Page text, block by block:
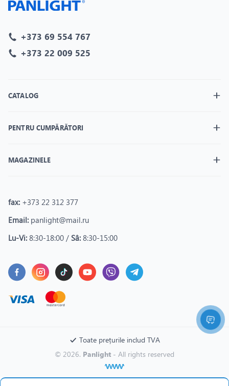
+373 69 554 767
+373 22 009 525
CATALOG
PENTRU CUMPĂRĂTORI
MAGAZINELE
fax: +373 22 312 377
Email: panlight@mail.ru
Lu-Vi: 8:30-18:00 / Sâ: 8:30-15:00
© 2026. Panlight - All rights reserved
Toate prețurile includ TVA